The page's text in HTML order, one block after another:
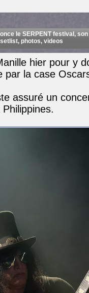
le SERPENT festival,
photos, videos
hier pour y
par la case
assuré un